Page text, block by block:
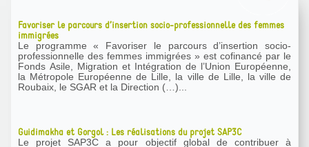
Favoriser le parcours d’insertion socio-professionnelle des femmes
immigrées
Le programme « Favoriser le parcours d’insertion socio-
professionnelle des femmes immigrées » est cofinancé par le
Fonds Asile, Migration et Intégration de l’Union Européenne,
la Métropole Européenne de Lille, la ville de Lille, la ville de
Roubaix, le SGAR et la Direction (…)...
Guidimakha et Gorgol : Les réalisations du projet SAP3C
Le projet SAP3C a pour objectif global de contribuer à